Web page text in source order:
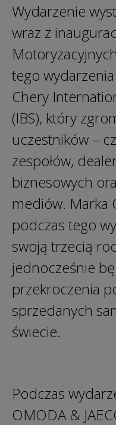
Wydarzenie
wraz z
tego
Chery
(IBS), który
uczestników –
zespołów,
biznesowych
mediów. Marka
podczas tego
swoją trzecią
jednocześnie
przekroczenia
sprzedanych
świecie.
Podczas
OMODA &